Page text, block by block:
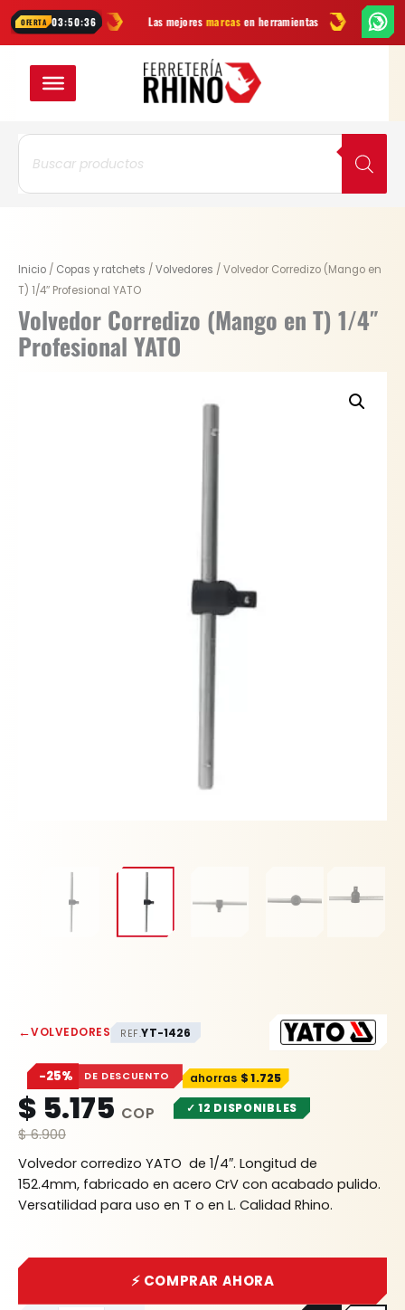
OFERTA 03:50:35Las mejores marcasen herramientas Ofertasy novedades
contenido
Búsqueda
productos
Inicio / Copas y ratchets /Volvedores / Volvedor Corredizo (Mango en
T) 1/4″ Profesional YATO
Volvedor Corredizo (Mango en T) 1/4″
Profesional YATO
←VOLVEDORES REF.YT-1426
−25% DE DESCUENTO $1.725
$6.900
Original
price
was:
$ 6.900.
$ 5.175
Current
price
is:
$ 5.175.
✓ 12 DISPONIBLES
Volvedor corredizo YATO de 1/4″. Longitud de
152.4mm, fabricado en acero CrV con acabado pulido.
Versatilidad para uso en T o en L. Calidad Rhino.
Volvedor
Corredizo
(Mango
en
T)
⚡ COMPRAR AHORA